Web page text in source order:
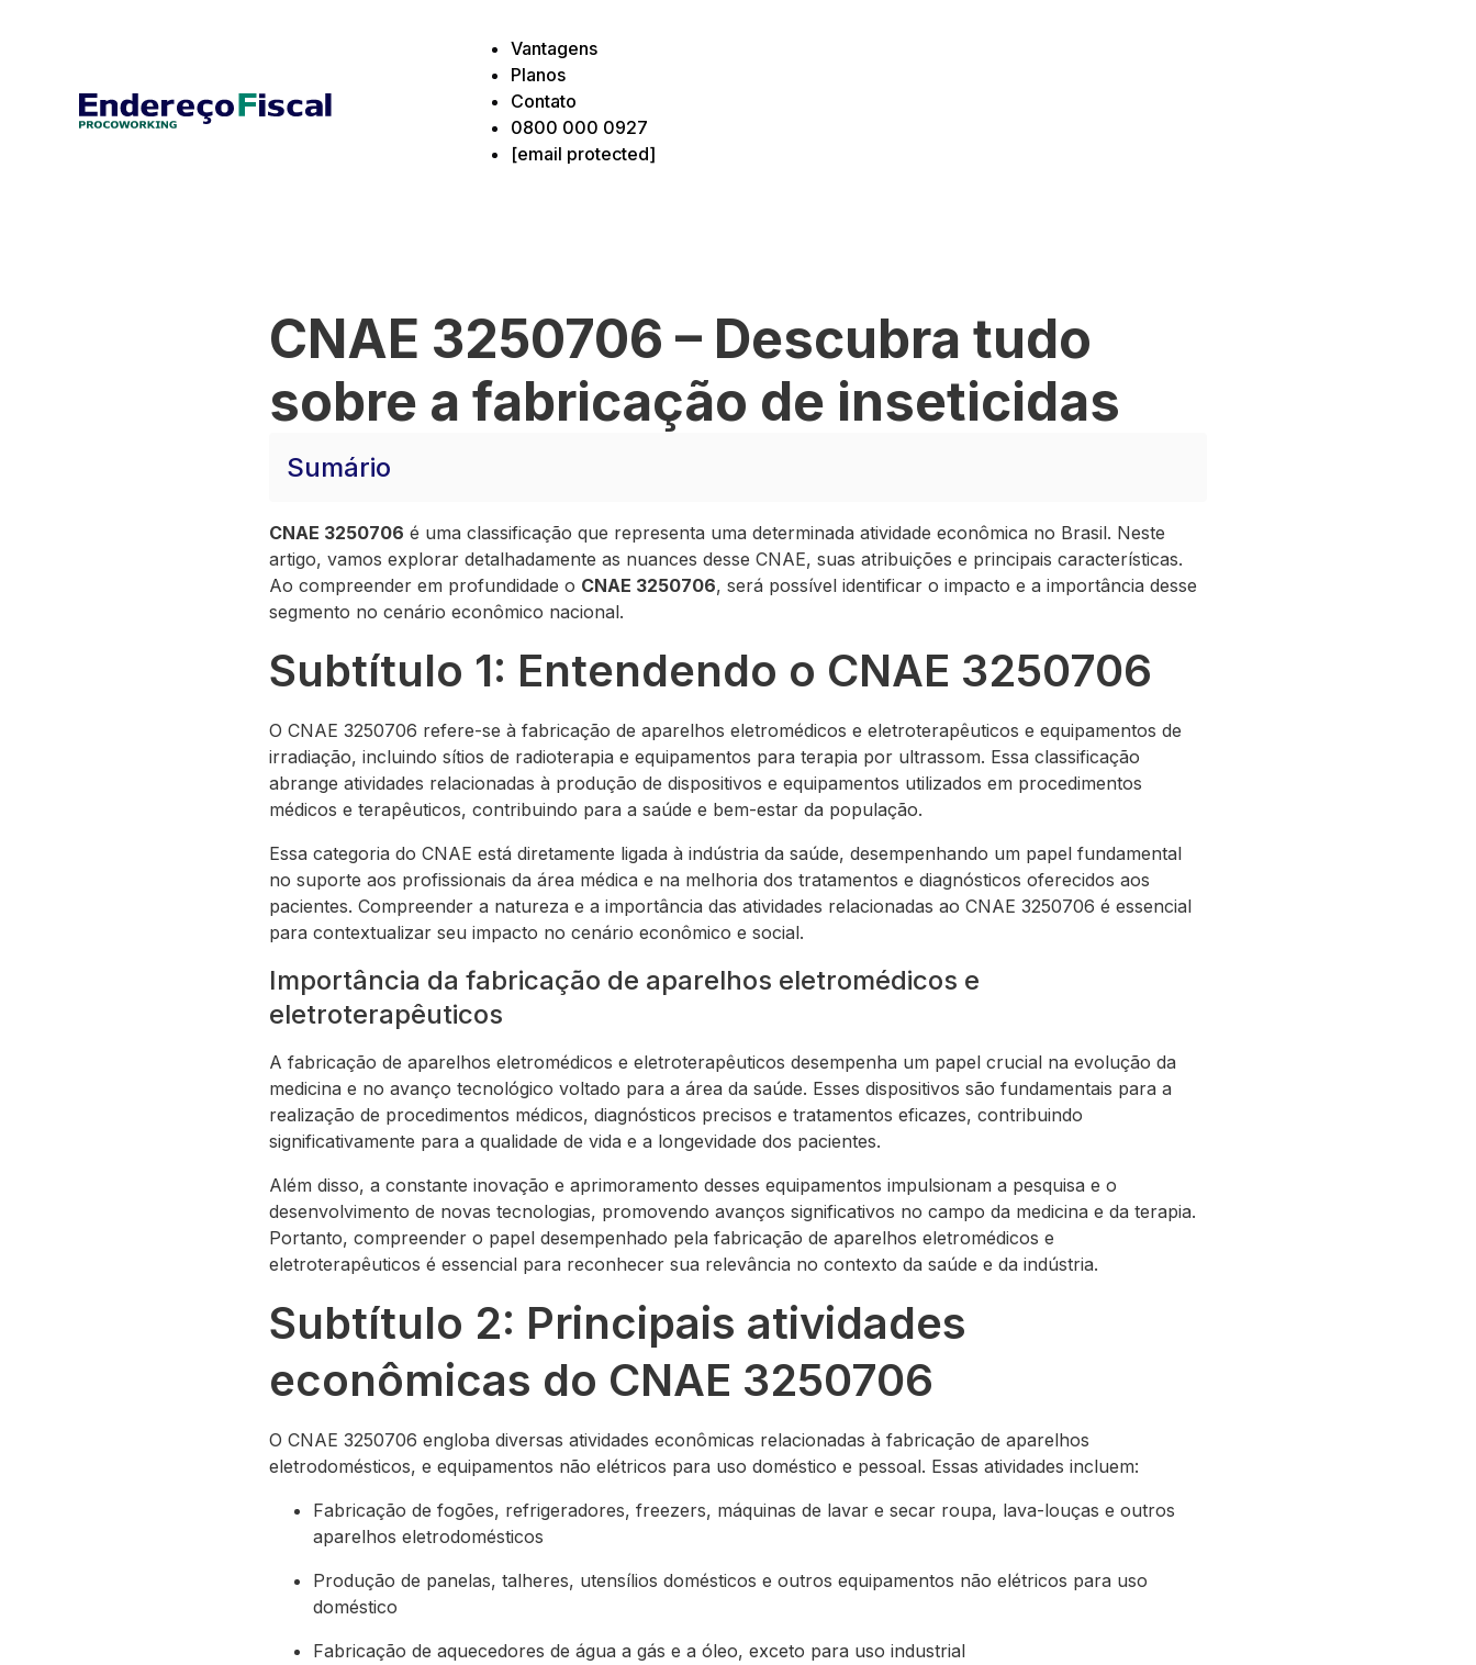
Vantagens
Planos
Contato
0800 000 0927
[email protected]
CNAE 3250706 – Descubra tudo
sobre a fabricação de inseticidas
Sumário
CNAE 3250706 é uma classificação que representa uma determinada atividade econômica no Brasil. Neste
artigo, vamos explorar detalhadamente as nuances desse CNAE, suas atribuições e principais características.
Ao compreender em profundidade o CNAE 3250706, será possível identificar o impacto e a importância desse
segmento no cenário econômico nacional.
Subtítulo 1: Entendendo o CNAE 3250706
O CNAE 3250706 refere-se à fabricação de aparelhos eletromédicos e eletroterapêuticos e equipamentos de
irradiação, incluindo sítios de radioterapia e equipamentos para terapia por ultrassom. Essa classificação
abrange atividades relacionadas à produção de dispositivos e equipamentos utilizados em procedimentos
médicos e terapêuticos, contribuindo para a saúde e bem-estar da população.
Essa categoria do CNAE está diretamente ligada à indústria da saúde, desempenhando um papel fundamental
no suporte aos profissionais da área médica e na melhoria dos tratamentos e diagnósticos oferecidos aos
pacientes. Compreender a natureza e a importância das atividades relacionadas ao CNAE 3250706 é essencial
para contextualizar seu impacto no cenário econômico e social.
Importância da fabricação de aparelhos eletromédicos e
eletroterapêuticos
A fabricação de aparelhos eletromédicos e eletroterapêuticos desempenha um papel crucial na evolução da
medicina e no avanço tecnológico voltado para a área da saúde. Esses dispositivos são fundamentais para a
realização de procedimentos médicos, diagnósticos precisos e tratamentos eficazes, contribuindo
significativamente para a qualidade de vida e a longevidade dos pacientes.
Além disso, a constante inovação e aprimoramento desses equipamentos impulsionam a pesquisa e o
desenvolvimento de novas tecnologias, promovendo avanços significativos no campo da medicina e da terapia.
Portanto, compreender o papel desempenhado pela fabricação de aparelhos eletromédicos e
eletroterapêuticos é essencial para reconhecer sua relevância no contexto da saúde e da indústria.
Subtítulo 2: Principais atividades
econômicas do CNAE 3250706
O CNAE 3250706 engloba diversas atividades econômicas relacionadas à fabricação de aparelhos
eletrodomésticos, e equipamentos não elétricos para uso doméstico e pessoal. Essas atividades incluem:
Fabricação de fogões, refrigeradores, freezers, máquinas de lavar e secar roupa, lava-louças e outros
aparelhos eletrodomésticos
Produção de panelas, talheres, utensílios domésticos e outros equipamentos não elétricos para uso
doméstico
Fabricação de aquecedores de água a gás e a óleo, exceto para uso industrial